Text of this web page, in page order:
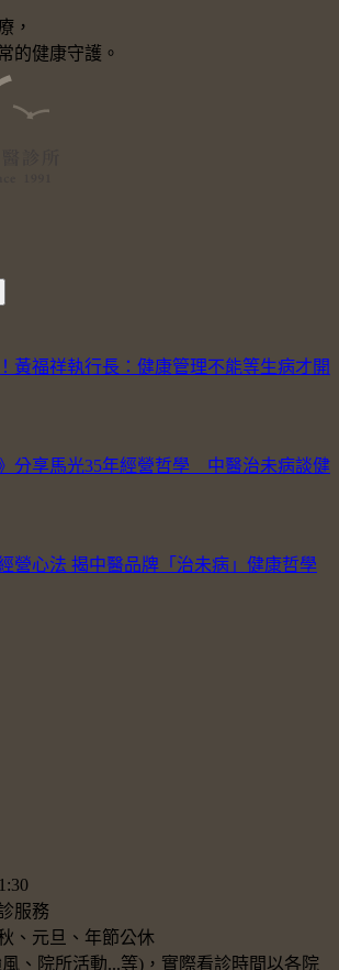
，
的健康守護。
黃福祥執行長：健康管理不能等生病才開
分享馬光35年經營哲學 中醫治未病談健
營心法 揭中醫品牌「治未病」健康哲學
服務
、元旦、年節公休
、院所活動...等)，實際看診時間以各院